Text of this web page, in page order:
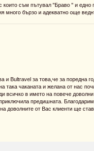
съм пътувал "Браво " и едно
много бързо и адекватно още
и Bultravel за това,че за поредна
така чаканата и желана от нас
всичко в името на повече
предишната.
доволните от Вас клиенти ще